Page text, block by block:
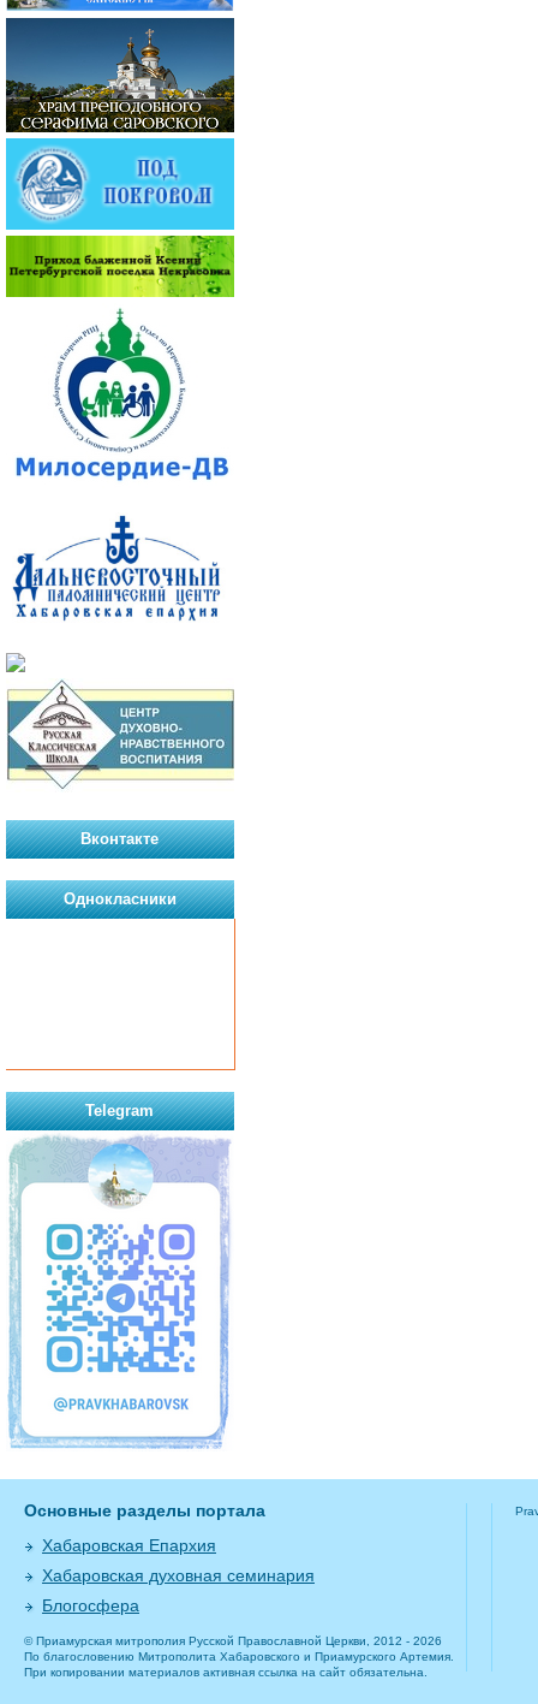
Вконтакте
Однокласники
Telegram
Основные разделы портала
Хабаровская Епархия
Хабаровская духовная семинария
Блогосфера
© Приамурская митрополия Русской Православной Церкви, 2012 - 2026
По благословению Митрополита Хабаровского и Приамурского Артемия.
При копировании материалов активная ссылка на сайт обязательна.